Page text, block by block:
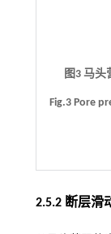
图3 马头
Fig.3 Pore
2.5.2 断层滑